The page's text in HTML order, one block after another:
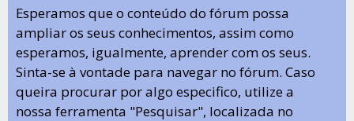
Esperamos que o conteúdo do fórum possa
ampliar os seus conhecimentos, assim como
esperamos, igualmente, aprender com os seus.
Sinta-se à vontade para navegar no fórum. Caso
queira procurar por algo especifico, utilize a
nossa ferramenta "Pesquisar", localizada no